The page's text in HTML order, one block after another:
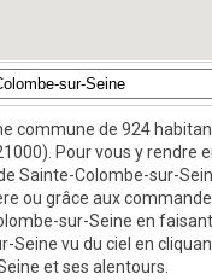
commune de 924
Pour vous y rendre
Sainte-Colombe-sur-
ou grâce aux
sur-Seine en
Seine vu du ciel en
et ses alentours.